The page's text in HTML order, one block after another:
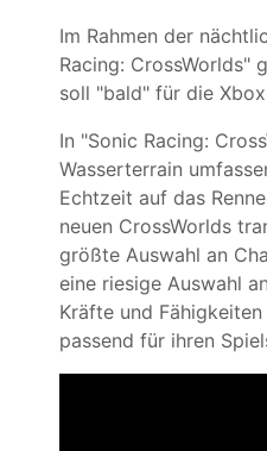
Im Rahmen der
Racing: CrossWorlds"
soll "bald" für die
In "Sonic Racing:
Wasserterrain
Echtzeit auf das
neuen CrossWorlds
größte Auswahl an
eine riesige Auswahl
Kräfte und
passend für ihren